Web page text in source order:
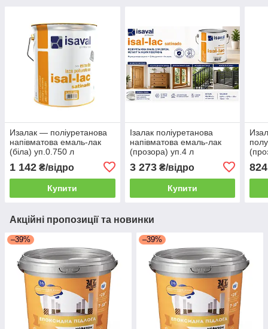
Изалак — поліуретанова
напівматова емаль-лак
(біла) уп.0.750 л
1 142 ₴/відро
Купити
Ізалак поліуретанова
напівматова емаль-лак
(прозора) уп.4 л
3 273₴/відро
Купити
824
Акційні пропозиції та новинки
–39% –39%